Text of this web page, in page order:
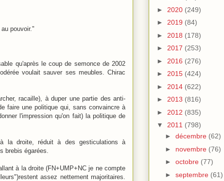
pouvoir."
qu'après le coup de semonce de 2002
voulait sauver ses meubles. Chirac
racaille), à duper une partie des anti-
faire une politique qui, sans convaincre à
l'impression qu'on fait) la politique de
la droite, réduit à des gesticulations à
brebis égarées.
à la droite (FN+UMP+NC je ne compte
assez nettement majoritaires.
► 2020 (249)
► 2019 (84)
► 2018 (178)
► 2017 (253)
► 2016 (276)
► 2015 (424)
► 2014 (622)
► 2013 (816)
► 2012 (835)
▼ 2011 (798)
► décembre (62)
► novembre (76)
► octobre (77)
► septembre (61)